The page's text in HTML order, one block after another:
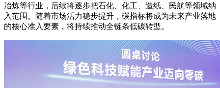
冶炼等行业，后续将逐步把石化、化工、造纸、民航等领域纳
入范围。随着市场活力稳步提升，碳指标将成为未来产业落地
的核心准入要素，将持续推动全链条低碳转型。